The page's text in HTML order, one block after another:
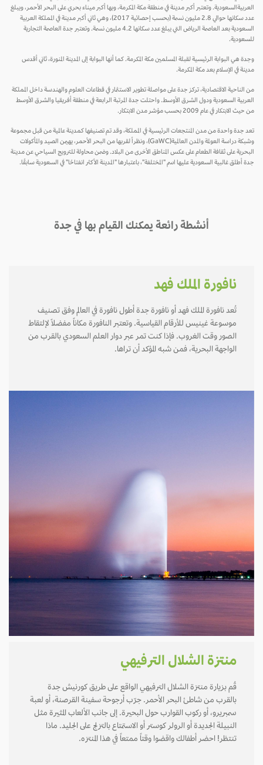
العربيةالسعودية. وتعتبر أكبر مدينة في منطقة مكة المكرمة، وبها أكبر ميناء بحري على البحر الأحمر، ويبلغ
عدد سكانها حوالي 2.8 مليون نسمة (بحسب إحصائية 2017)، وهي ثاني أكبر مدينة في المملكة العربية
السعودية بعد العاصمة الرياض التي يبلغ عدد سكانها 4.2 مليون نسمة. وتعتبر جدة العاصمة التجارية
للسعودية.
وجدة هي البوابة الرئيسية لقبلة المسلمين مكة المكرمة. كما أنها البوابة إلى المدينة المنورة، ثاني أقدس
مدينة في الإسلام بعد مكة المكرمة.
من الناحية الاقتصادية، تركز جدة على مواصلة تطوير الاستثمار في قطاعات العلوم والهندسة داخل المملكة
العربية السعودية ودول الشرق الأوسط. واحتلت جدة المرتبة الرابعة في منطقة أفريقيا والشرق الأوسط
من حيث الابتكار في عام 2009 بحسب مؤشر مدن الابتكار.
تعد جدة واحدة من مدن المنتجعات الرئيسية في المملكة، وقد تم تصنيفها كمدينة عالمية من قبل مجموعة
وشبكة دراسة العولمة والمدن العالمية(GaWC)، ونظراً لقربها من البحر الأحمر، يهيمن الصيد والمأكولات
البحرية على ثقافة الطعام على عكس المناطق الأخرى من البلاد. وضمن محاولة للترويج السياحي عن مدينة
جدة أطلق غالبية السعودية عليها اسم "المختلفة"، باعتبارها "المدينة الأكثر انفتاحًا" في السعودية سابقًا.
أنشطة رائعة يمكنك القيام بها في جدة
نافورة الملك فهد
تُعد نافورة الملك فهد أو نافورة جدة أطول نافورة في العالم وفق تصنيف
موسوعة غينيس للأرقام القياسية. وتعتبر النافورة مكاناً مفضلاً لإلتقاط
الصور وقت الغروب. فإذا كنت تمر عبر دوار العلم السعودي بالقرب من
الواجهة البحرية، فمن شبه المؤكد أن تراها.
منتزة الشلال الترفيهي
قُم بزيارة منتزة الشلال الترفيهي الواقع على طريق كورنيش جدة
بالقرب من شاطئ البحر الأحمر. جرّب أرجوحة سفينة القرصنة، أو لعبة
سمبريرو، أو ركوب القوارب حول البحيرة. إلى جانب الألعاب المثيرة مثل
النبيلة الجديدة أو الرولر كوستر أو الاستمتاع بالتزلج على الجليد. ماذا
تنتظر! احضر أطفالك واقضوا وقتاً ممتعاً في هذا المنتزه.